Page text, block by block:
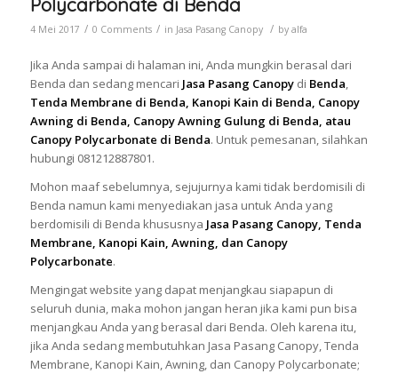
4 Mei 2017 / 0 Comments / in Jasa Pasang Canopy / by alfa
Jika Anda sampai di halaman ini, Anda mungkin berasal dari
Benda dan sedang mencari Jasa Pasang Canopy di Benda,
Tenda Membrane di Benda, Kanopi Kain di Benda, Canopy
Awning di Benda, Canopy Awning Gulung di Benda, atau
Canopy Polycarbonate di Benda. Untuk pemesanan, silahkan
hubungi 081212887801.
Mohon maaf sebelumnya, sejujurnya kami tidak berdomisili di
Benda namun kami menyediakan jasa untuk Anda yang
berdomisili di Benda khususnya Jasa Pasang Canopy, Tenda
Membrane, Kanopi Kain, Awning, dan Canopy
Polycarbonate.
Mengingat website yang dapat menjangkau siapapun di
seluruh dunia, maka mohon jangan heran jika kami pun bisa
menjangkau Anda yang berasal dari Benda. Oleh karena itu,
jika Anda sedang membutuhkan Jasa Pasang Canopy, Tenda
Membrane, Kanopi Kain, Awning, dan Canopy Polycarbonate;